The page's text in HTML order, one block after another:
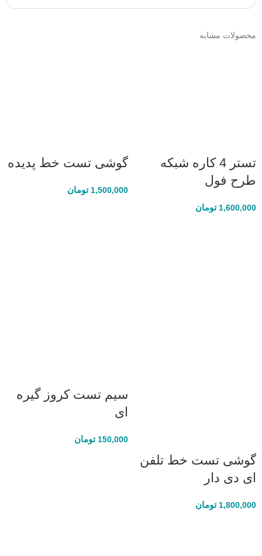
محصولات مشابه
تستر 4 کاره شبکه
طرح فول
1,600,000 تومان
گوشی تست خط پدیده
1,500,000 تومان
گوشی تست خط تلفن
ای دی دار
1,800,000 تومان
سیم تست کروز گیره
ای
150,000 تومان